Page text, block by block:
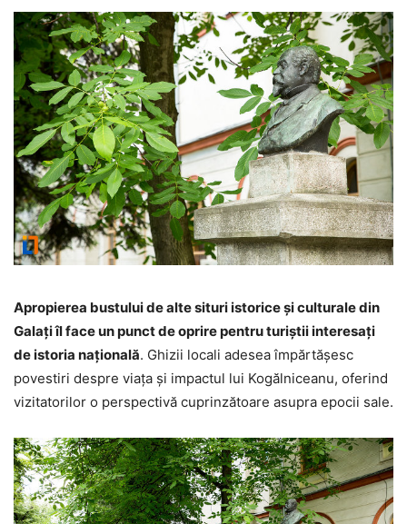
Apropierea bustului de alte situri istorice și culturale din
Galați îl face un punct de oprire pentru turiștii interesați
de istoria națională. Ghizii locali adesea împărtășesc
povestiri despre viața și impactul lui Kogălniceanu, oferind
vizitatorilor o perspectivă cuprinzătoare asupra epocii sale.